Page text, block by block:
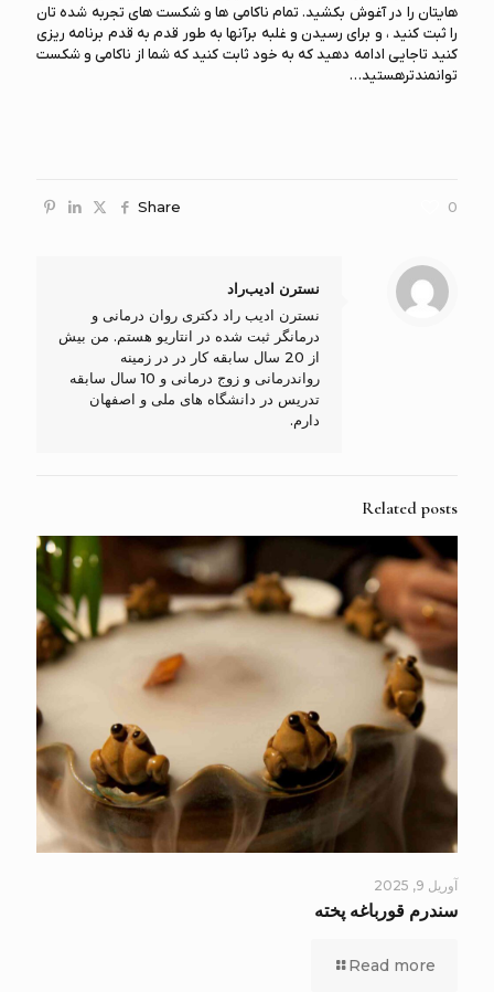
هایتان را در آغوش بکشید. تمام ناکامی ها و شکست های تجربه شده تان
را ثبت کنید ، و برای رسیدن و غلبه برآنها به طور قدم به قدم برنامه ریزی
کنید تاجایی ادامه دهید که به خود ثابت کنید که شما از ناکامی و شکست
توانمندترهستید…
Share 0
نسترن ادیب‌راد
نسترن ادیب راد دکتری روان درمانی و
درمانگر ثبت شده در انتاریو هستم. من بیش
از 20 سال سابقه کار در در زمینه
رواندرمانی و زوج درمانی و 10 سال سابقه
تدریس در دانشگاه های ملی و اصفهان
دارم.
Related posts
آوریل 9, 2025
سندرم قورباغه پخته
Read more